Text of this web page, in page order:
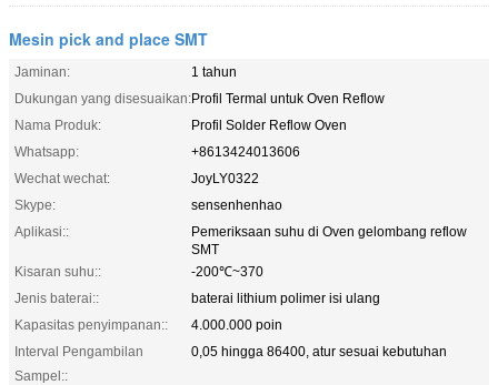
Mesin pick and place SMT
Jaminan:
1 tahun
Dukungan yang disesuaikan:Profil Termal untuk Oven Reflow
Nama Produk:
Profil Solder Reflow Oven
Whatsapp:
+8613424013606
Wechat wechat:
JoyLY0322
Skype:
sensenhenhao
Aplikasi::
Pemeriksaan suhu di Oven gelombang reflow
SMT
Kisaran suhu::
-200℃~370
Jenis baterai::
baterai lithium polimer isi ulang
Kapasitas penyimpanan::
4.000.000 poin
Interval Pengambilan
Sampel::
0,05 hingga 86400, atur sesuai kebutuhan